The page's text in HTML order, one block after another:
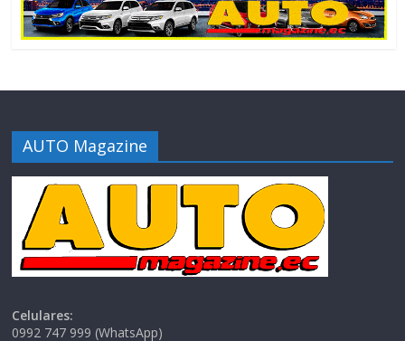
AUTO Magazine
Celulares:
0992 747 999 (WhatsApp)